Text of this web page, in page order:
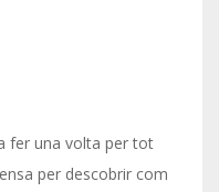
fer una volta per tot
per descobrir com